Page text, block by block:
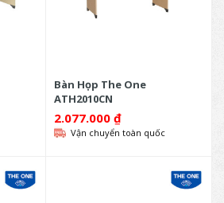
Bàn Họp The One
ATH2010CN
2.077.000 ₫
Vận chuyển toàn quốc